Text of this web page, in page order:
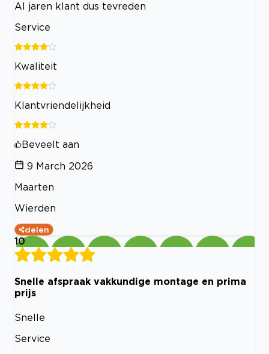
Al jaren klant dus tevreden
Service
Kwaliteit
Klantvriendelijkheid
Beveelt aan
9 March 2026
Maarten
Wierden
delen
10
Snelle afspraak vakkundige montage en prima
prijs
Snelle
Service